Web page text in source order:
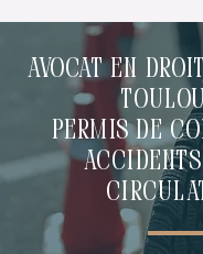
Avocat en
Permis de